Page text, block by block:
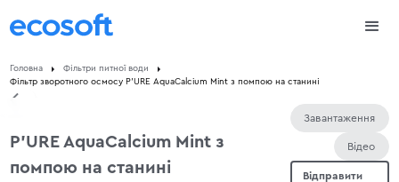
Головна
Фільтри питної води
Фільтр зворотного осмосу P'URE AquaCalcium Mint з помпою на станині
P'URE AquaCalcium Mint з
помпою на станині
Завантаження
Відео
Відправити